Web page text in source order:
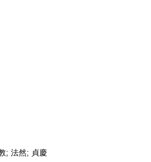
; 法然; 貞慶